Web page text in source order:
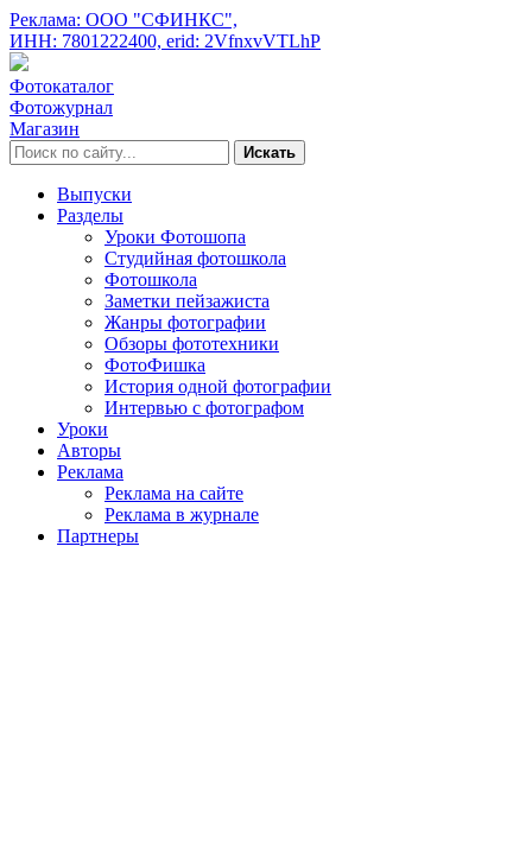
Реклама: ООО "СФИНКС",
ИНН: 7801222400, erid: 2VfnxvVTLhP
Фотокаталог
Фотожурнал
Магазин
Искать
Выпуски
Разделы
Уроки Фотошопа
Студийная фотошкола
Фотошкола
Заметки пейзажиста
Жанры фотографии
Обзоры фототехники
ФотоФишка
История одной фотографии
Интервью с фотографом
Уроки
Авторы
Реклама
Реклама на сайте
Реклама в журнале
Партнеры